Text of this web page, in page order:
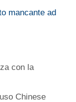
mancante ad
con la
Chinese